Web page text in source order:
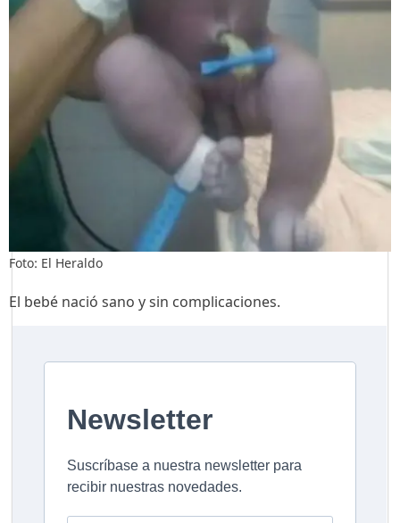
Foto: El Heraldo
El bebé nació sano y sin complicaciones.